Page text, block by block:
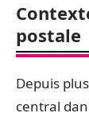
postale
Depuis
central